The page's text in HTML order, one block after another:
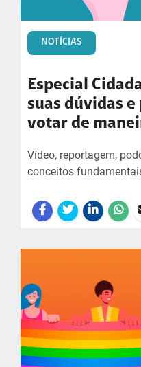
NOTÍCIAS
Especial
suas dúvidas
votar de
Vídeo, reportagem,
conceitos